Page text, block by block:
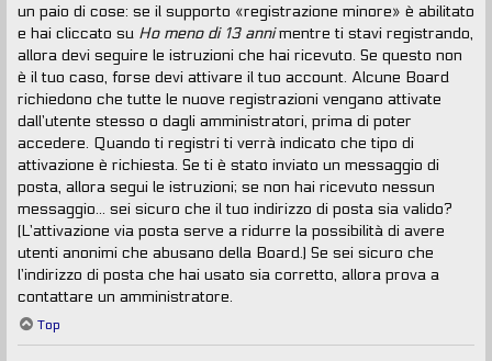
un paio di cose: se il supporto «registrazione minore» è abilitato
e hai cliccato su Ho meno di 13 annimentre ti stavi registrando,
allora devi seguire le istruzioni che hai ricevuto. Se questo non
è il tuo caso, forse devi attivare il tuo account. Alcune Board
richiedono che tutte le nuove registrazioni vengano attivate
dall’utente stesso o dagli amministratori, prima di poter
accedere. Quando ti registri ti verrà indicato che tipo di
attivazione è richiesta. Se ti è stato inviato un messaggio di
posta, allora segui le istruzioni; se non hai ricevuto nessun
messaggio... sei sicuro che il tuo indirizzo di posta sia valido?
(L’attivazione via posta serve a ridurre la possibilità di avere
utenti anonimi che abusano della Board.) Se sei sicuro che
l’indirizzo di posta che hai usato sia corretto, allora prova a
contattare un amministratore.
Top